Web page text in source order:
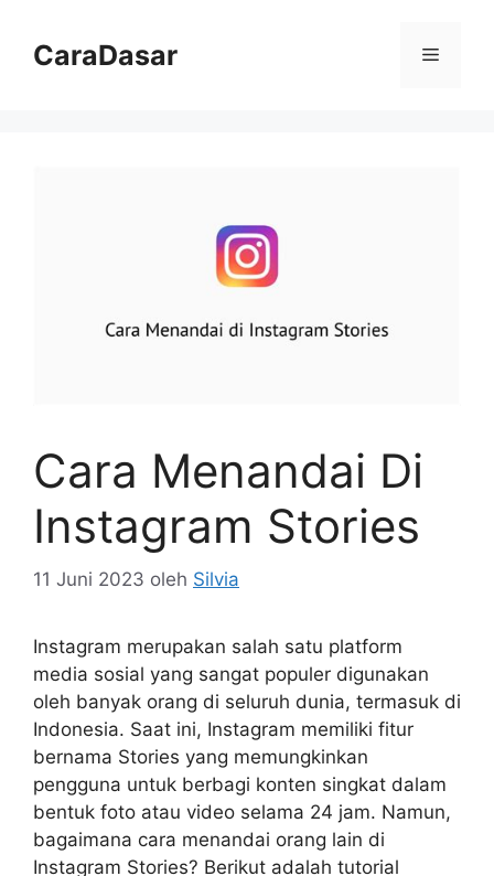
CaraDasar Menu
Cara Menandai Di
Instagram Stories
11 Juni 2023 oleh Silvia
Instagram merupakan salah satu platform
media sosial yang sangat populer digunakan
oleh banyak orang di seluruh dunia, termasuk di
Indonesia. Saat ini, Instagram memiliki fitur
bernama Stories yang memungkinkan
pengguna untuk berbagi konten singkat dalam
bentuk foto atau video selama 24 jam. Namun,
bagaimana cara menandai orang lain di
Instagram Stories? Berikut adalah tutorial